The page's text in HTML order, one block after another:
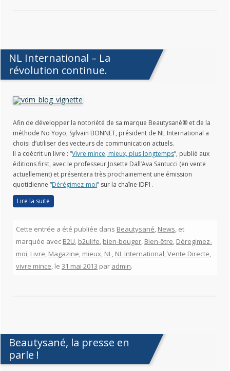
NL International – La
révolution continue.
Afin de développer la notoriété de sa marque Beautysané® et de la
méthode No Yoyo, Sylvain BONNET, président de NL International a
choisi d’utiliser des vecteurs de communication actuels.
Il a coécrit un livre : “Vivre mince, mieux, plus longtemps”, publié aux
éditions first, avec le professeur Josette Dall’Ava Santucci (en vente
actuellement) et présentera très prochainement une émission
quotidienne “Dérégimez-moi” sur la chaîne IDF1.
Lire la suite
Cette entrée a été publiée dans Beautysané, News, et
marquée avec B2U, b2ulife, bien-bouger, Bien-être, Déregimez-
moi, Livre, Magazine, mieux, NL, NL International,Vente Directe,
vivre mince, le 31 mai 2013 par admin.
Beautysané, la presse en
parle !